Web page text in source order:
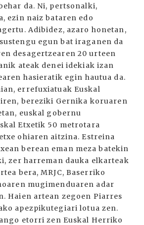
da. Ni, pertsonalki,
ezin naiz bataren edo
Adibidez, azaro honetan,
egun bat iraganen da
desagertzearen 20 urteen
ateak denei idekiak izan
hasieratik egin hautua da.
errefuxiatuak Euskal
bereziki Gernika koruaren
euskal gobernu
Etxetik 50 metrotara
ohiaren aitzina. Estreina
berean eman meza batekin
zer harreman dauka elkarteak
bera, MRJC, Baserriko
mugimenduaren adar
Haien artean zegoen Piarres
apezpikutegiari lotua zen.
etorri zen Euskal Herriko